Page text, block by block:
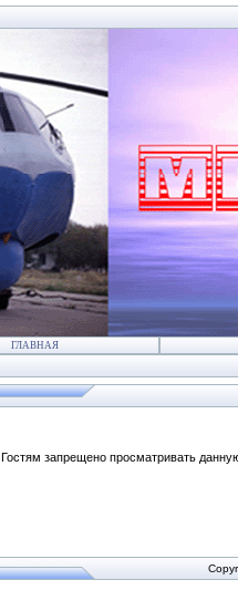
ГЛАВНАЯ
Гостям запрещено просматривать